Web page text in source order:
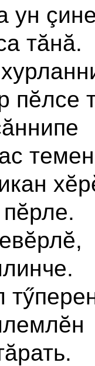
ун
тăнă.
пĕлсе